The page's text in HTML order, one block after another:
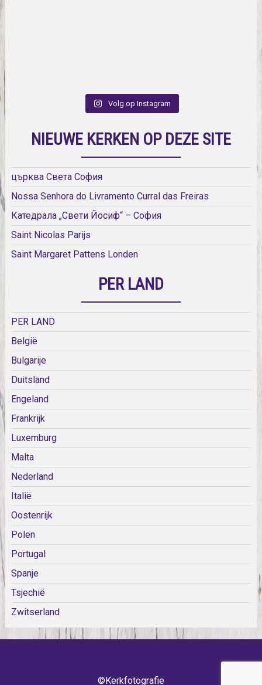
Volg op Instagram
NIEUWE KERKEN OP DEZE SITE
църква Света София
Nossa Senhora do Livramento Curral das Freiras
Катедрала „Свети Йосиф“ – София
Saint Nicolas Parijs
Saint Margaret Pattens Londen
PER LAND
PER LAND
België
Bulgarije
Duitsland
Engeland
Frankrijk
Luxemburg
Malta
Nederland
Italië
Oostenrijk
Polen
Portugal
Spanje
Tsjechië
Zwitserland
©Kerkfotografie